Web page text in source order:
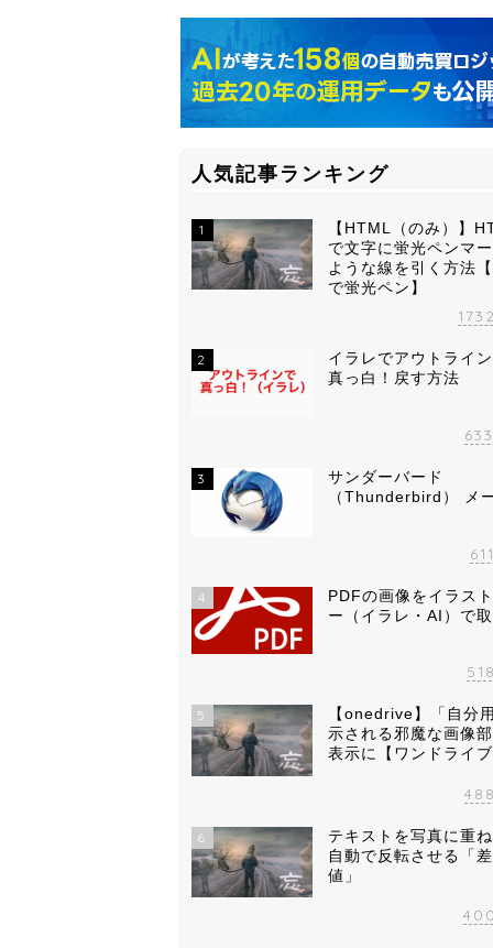
人気記事ランキング
1
【HTML（のみ）】
で文字に蛍光ペンマ
ような線を引く方法
で蛍光ペン】
2
イラレでアウトライ
真っ白！戻す方法
3
サンダーバード
（Thunderbird） メ
4
PDFの画像をイラス
ー（イラレ・AI）で
5
【onedrive】「自分
示される邪魔な画像
表示に【ワンドライ
6
テキストを写真に重
自動で反転させる「
値」